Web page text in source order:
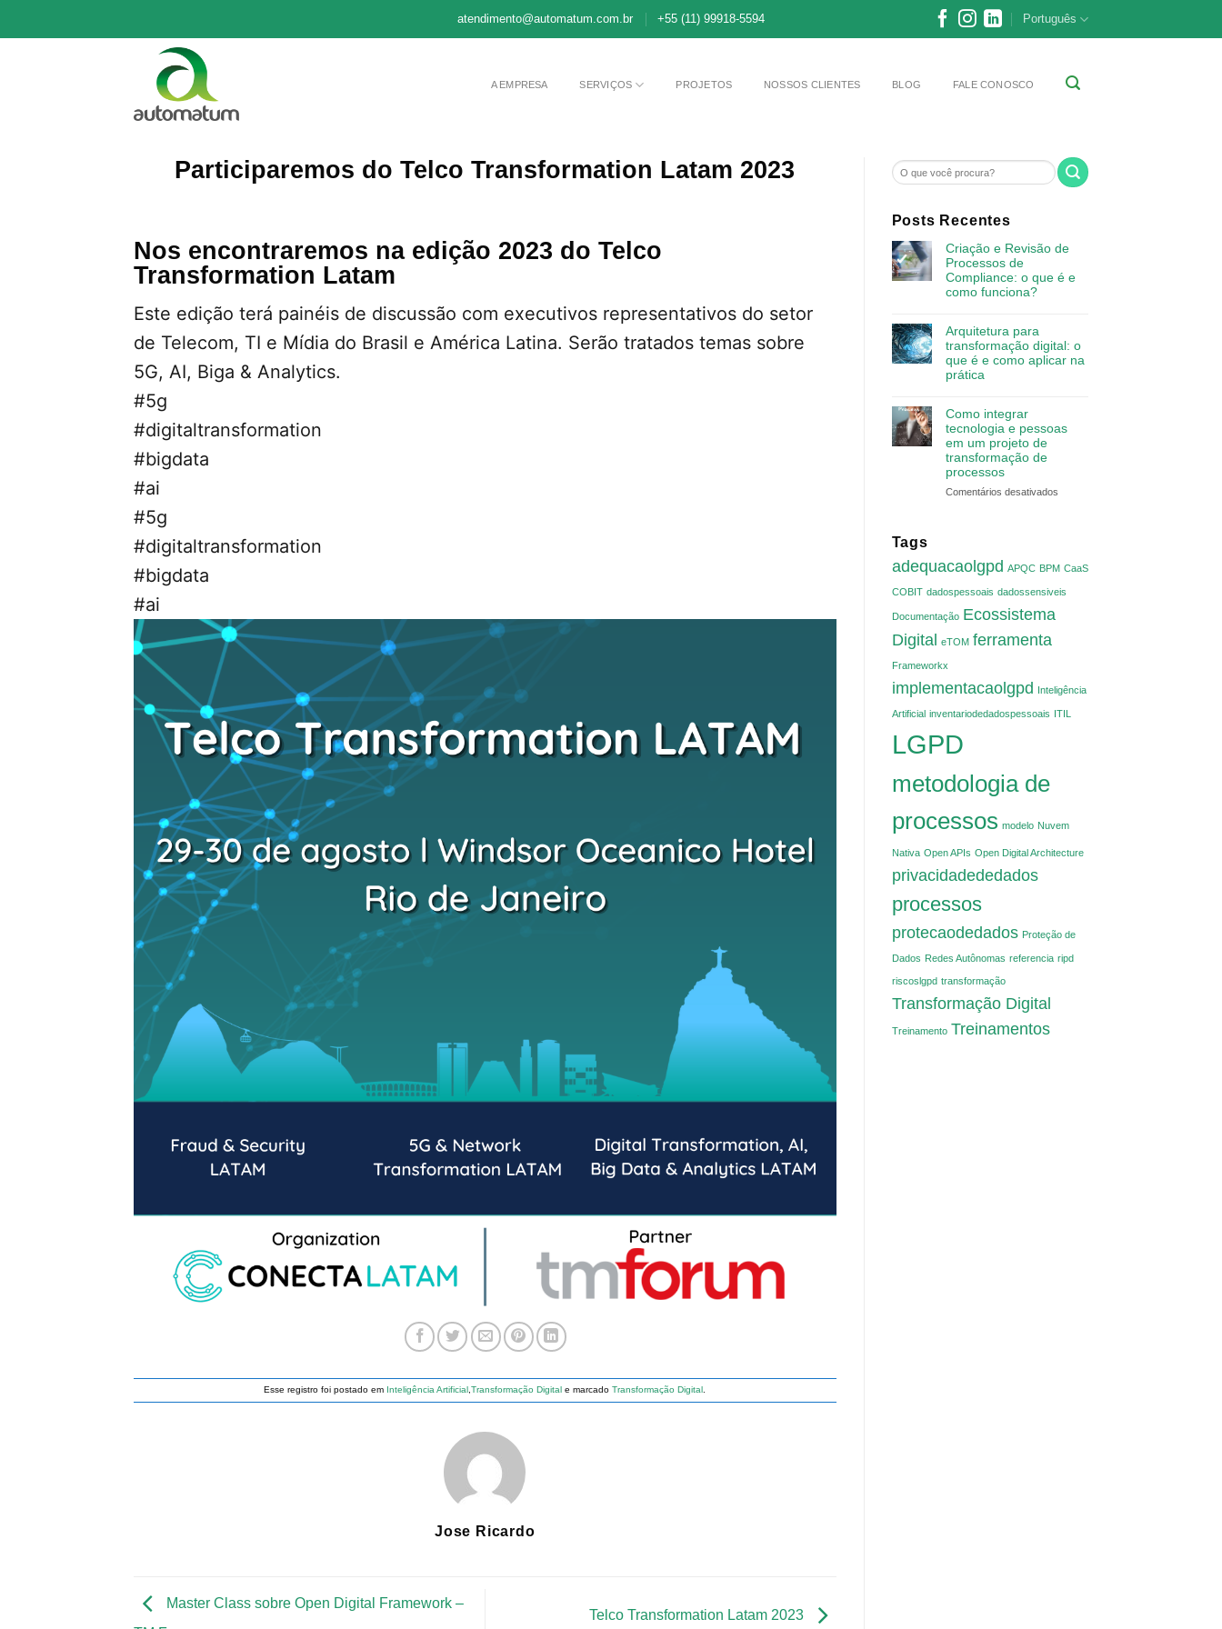
atendimento@automatum.com.br +55 (11) 99918-5594 Português
A EMPRESA SERVIÇOS PROJETOS NOSSOS CLIENTES BLOG FALE CONOSCO
Participaremos do Telco Transformation Latam 2023
Nos encontraremos na edição 2023 do Telco
Transformation Latam
Este edição terá painéis de discussão com executivos representativos do setor
de Telecom, TI e Mídia do Brasil e América Latina. Serão tratados temas sobre
5G, AI, Biga & Analytics.
#5g
#digitaltransformation
#bigdata
#ai
#5g
#digitaltransformation
#bigdata
#ai
Esse registro foi postado em Inteligência Artificial ,Transformação Digital e marcadoTransformação Digital.
Jose Ricardo
Master Class sobre Open Digital Framework –
Telco Transformation Latam 2023
Posts Recentes
Criação e Revisão de
Processos de
Compliance: o que é e
como funciona?
Arquitetura para
transformação digital: o
que é e como aplicar na
prática
Como integrar
tecnologia e pessoas
em um projeto de
transformação de
processos
Comentários desativadosem
pessoas
um
Tags
adequacaolgpd APQC BPM CaaS
COBIT dadospessoais dadossensiveis
Documentação Ecossistema
Digital
eTOM ferramenta
Frameworkx
implementacaolgpd Inteligência
Artificial inventariodedadospessoais ITIL
LGPD
metodologia de
processos modelo Nuvem
Nativa Open APIs Open Digital Architecture
privacidadededados
processos
protecaodedados Proteção de
Dados Redes Autônomas referencia ripd
riscoslgpd transformação
Transformação Digital
Treinamento Treinamentos